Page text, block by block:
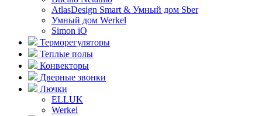
AtlasDesign Smart & Умный дом Sber
Умный дом Werkel
Simon iO
Терморегуляторы
Теплые полы
Конвекторы
Дверные звонки
Лючки
ELLUK
Werkel